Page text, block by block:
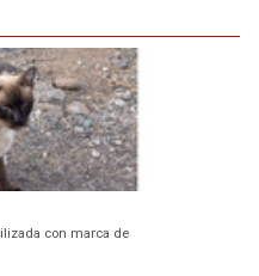
con marca de